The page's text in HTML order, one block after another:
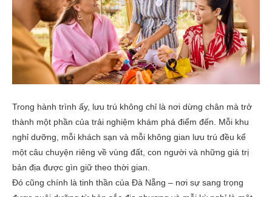
Trong hành trình ấy, lưu trú không chỉ là nơi dừng chân mà trở
thành một phần của trải nghiệm khám phá điểm đến. Mỗi khu
nghỉ dưỡng, mỗi khách sạn và mỗi không gian lưu trú đều kể
một câu chuyện riêng về vùng đất, con người và những giá trị
bản địa được gìn giữ theo thời gian.
Đó cũng chính là tinh thần của Đà Nẵng – nơi sự sang trọng